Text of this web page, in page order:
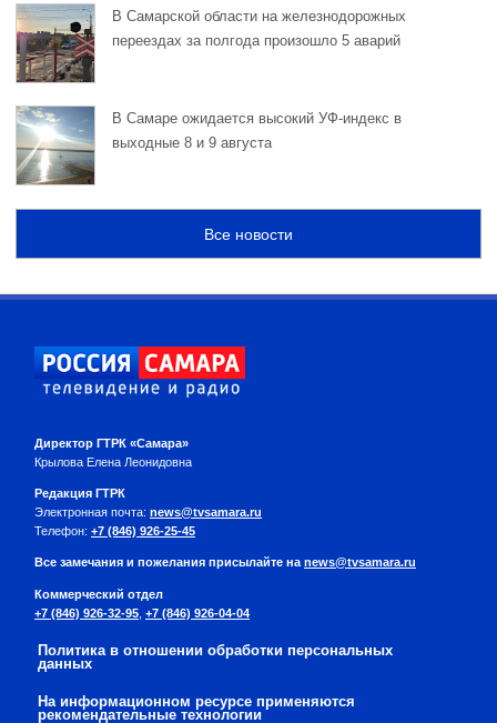
В Самарской области на железнодорожных
переездах за полгода произошло 5 аварий
В Самаре ожидается высокий УФ-индекс в
выходные 8 и 9 августа
Все новости
Директор ГТРК «Самара»
Крылова Елена Леонидовна
Редакция ГТРК
Электронная почта: news@tvsamara.ru
Телефон: +7 (846) 926-25-45
Все замечания и пожелания присылайте наnews@tvsamara.ru
Коммерческий отдел
+7 (846) 926-32-95 +7 (846) 926-04-04
Политика в отношении обработки персональных
данных
На информационном ресурсе применяются
рекомендательные технологии